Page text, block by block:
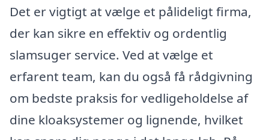
Det er vigtigt at vælge et pålideligt firma,
der kan sikre en effektiv og ordentlig
slamsuger service. Ved at vælge et
erfarent team, kan du også få rådgivning
om bedste praksis for vedligeholdelse af
dine kloaksystemer og lignende, hvilket